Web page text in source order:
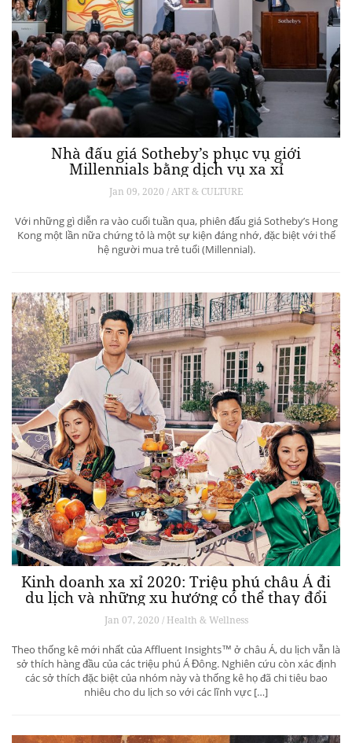
Nhà đấu giá Sotheby’s phục vụ giới
Millennials bằng dịch vụ xa xỉ
Jan 09, 2020 / ART & CULTURE
Với những gì diễn ra vào cuối tuần qua, phiên đấu giá Sotheby’s Hong
Kong một lần nữa chứng tỏ là một sự kiện đáng nhớ, đặc biệt với thế
hệ người mua trẻ tuổi (Millennial).
Kinh doanh xa xỉ 2020: Triệu phú châu Á đi
du lịch và những xu hướng có thể thay đổi
ngành du lịch thượng lưu
Jan 07, 2020 / Health & Wellness
Theo thống kê mới nhất của Affluent Insights™ ở châu Á, du lịch vẫn là
sở thích hàng đầu của các triệu phú Á Đông. Nghiên cứu còn xác định
các sở thích đặc biệt của nhóm này và thống kê họ đã chi tiêu bao
nhiêu cho du lịch so với các lĩnh vực […]